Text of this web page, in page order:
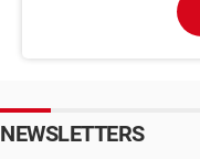
NEWSLETTERS